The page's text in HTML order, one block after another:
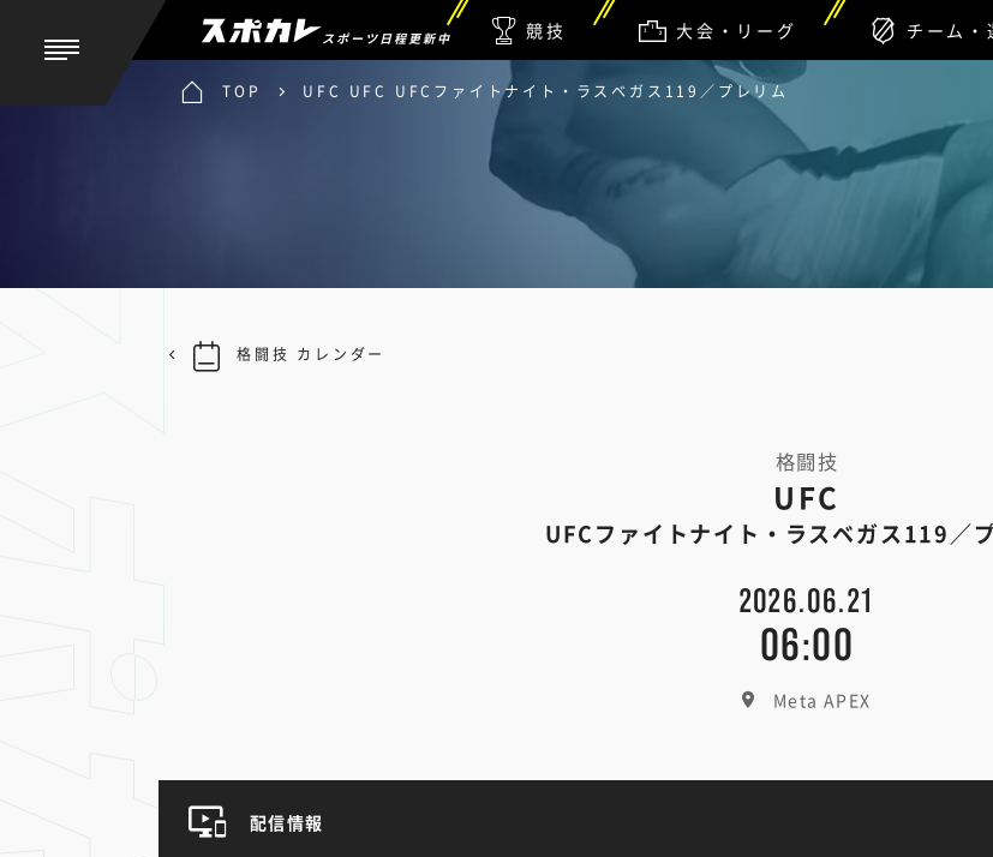
スポーツ日程更新中 競技 大会・リーグ チーム・
TOP UFC UFC UFCファイトナイト・ラスベガス119／プレリム
格闘技
UFC
UFCファイトナイト・ラスベガス119／
2026.06.21
06:00
Meta APEX
格闘技 カレンダー
配信情報